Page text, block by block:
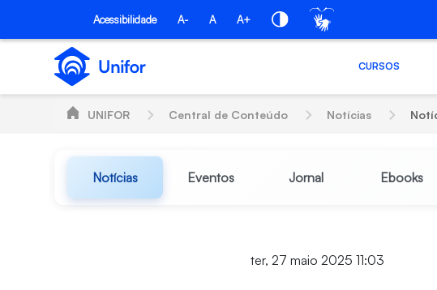
Pular para o Conteúdo principal
Acessibilidade A- A A+
CURSOS
UNIFOR Central de Conteúdo Notícias
Notícias Eventos Jornal Ebooks
ter, 27 maio 2025 11:03